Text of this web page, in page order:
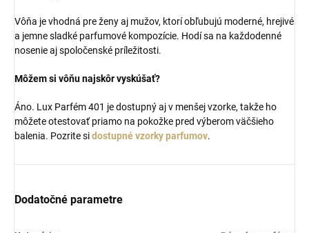
Vôňa je vhodná pre ženy aj mužov, ktorí obľubujú moderné, hrejivé
a jemne sladké parfumové kompozície. Hodí sa na každodenné
nosenie aj spoločenské príležitosti.
Môžem si vôňu najskôr vyskúšať?
Áno. Lux Parfém 401 je dostupný aj v menšej vzorke, takže ho
môžete otestovať priamo na pokožke pred výberom väčšieho
balenia. Pozrite sidostupné vzorky parfumov.
Dodatočné parametre